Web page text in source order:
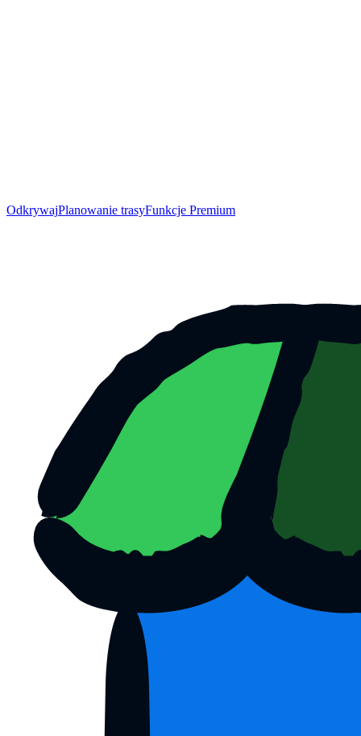
OdkrywajPlanowanie trasyFunkcje Premium